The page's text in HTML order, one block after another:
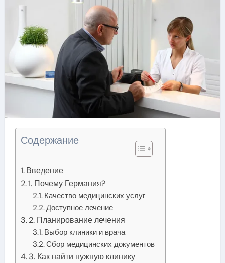
Содержание
Введение
1. Почему Германия?
Качество медицинских услуг
Доступное лечение
2. Планирование лечения
Выбор клиники и врача
Сбор медицинских документов
3. Как найти нужную клинику